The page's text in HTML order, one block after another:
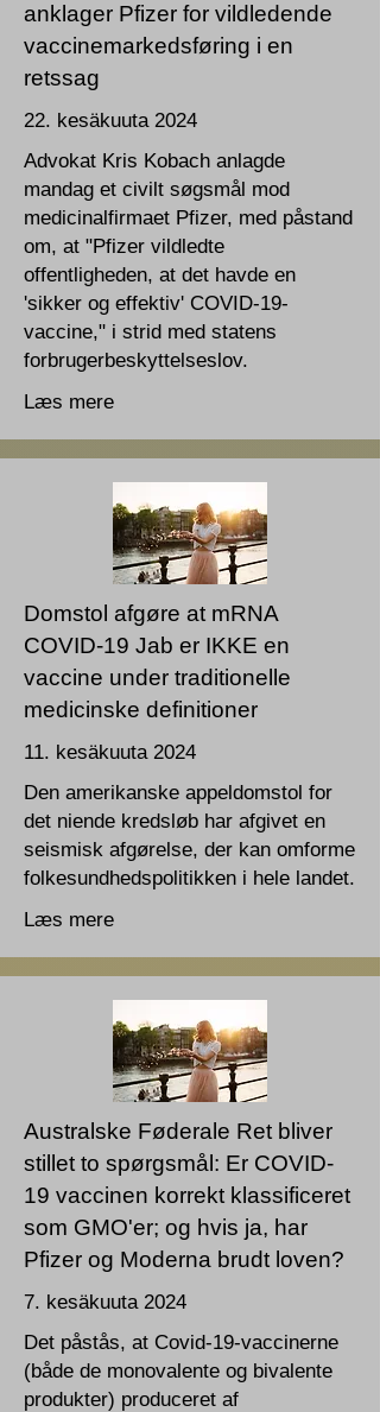
anklager Pfizer for vildledende
vaccinemarkedsføring i en
retssag
22. kesäkuuta 2024
Advokat Kris Kobach anlagde
mandag et civilt søgsmål mod
medicinalfirmaet Pfizer, med påstand
om, at "Pfizer vildledte
offentligheden, at det havde en
'sikker og effektiv' COVID-19-
vaccine," i strid med statens
forbrugerbeskyttelseslov.
Læs mere
Domstol afgøre at mRNA
COVID-19 Jab er IKKE en
vaccine under traditionelle
medicinske definitioner
11. kesäkuuta 2024
Den amerikanske appeldomstol for
det niende kredsløb har afgivet en
seismisk afgørelse, der kan omforme
folkesundhedspolitikken i hele landet.
Læs mere
Australske Føderale Ret bliver
stillet to spørgsmål: Er COVID-
19 vaccinen korrekt klassificeret
som GMO'er; og hvis ja, har
Pfizer og Moderna brudt loven?
7. kesäkuuta 2024
Det påstås, at Covid-19-vaccinerne
(både de monovalente og bivalente
produkter) produceret af